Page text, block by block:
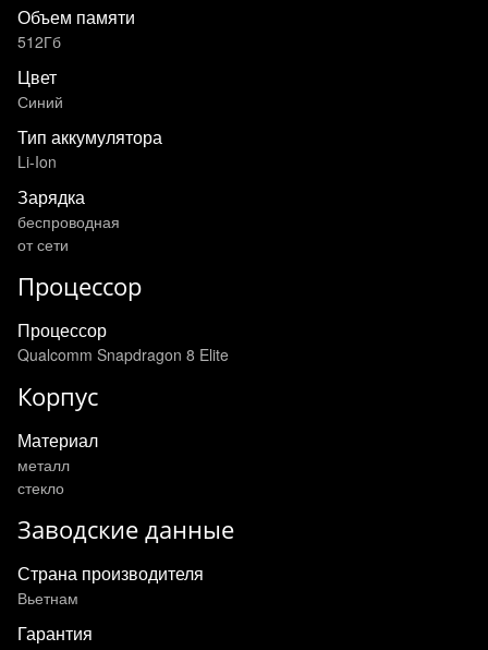
Объем памяти
512Гб
Цвет
Синий
Тип аккумулятора
Li-Ion
Зарядка
беспроводная
от сети
Процессор
Процессор
Qualcomm Snapdragon 8 Elite
Корпус
Материал
металл
стекло
Заводские данные
Страна производителя
Вьетнам
Гарантия